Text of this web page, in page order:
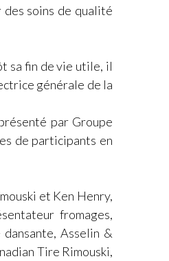
des soins de qualité
sa fin de vie utile, il
générale de la
par Groupe
de participants en
et Ken Henry,
fromages,
Asselin &
Tire Rimouski,